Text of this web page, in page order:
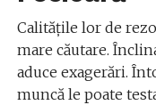
Calitățile lor de
mare căutare.
aduce exagerări.
muncă le poate